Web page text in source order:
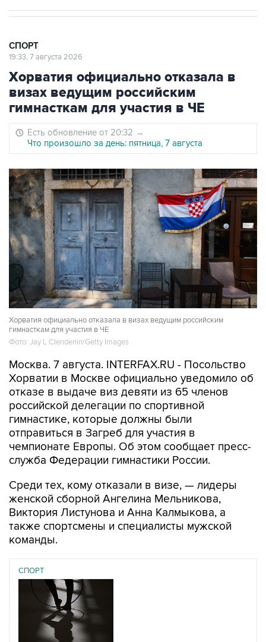
СПОРТ
19:33, 7 августа 2026
Хорватия официально отказала в
визах ведущим российским
гимнасткам для участия в ЧЕ
Есть обновление от 20:32 →
Что произошло за день: пятница, 7 августа
Хорватия официально отказала в визах ведущим российским
гимнасткам для участия в ЧЕ
Фото: Jay L Clendenin/Getty Images
Москва. 7 августа. INTERFAX.RU - Посольство
Хорватии в Москве официально уведомило об
отказе в выдаче виз девяти из 65 членов
российской делегации по спортивной
гимнастике, которые должны были
отправиться в Загреб для участия в
чемпионате Европы. Об этом сообщает пресс-
служба Федерации гимнастики России.
Среди тех, кому отказали в визе, — лидеры
женской сборной Ангелина Мельникова,
Виктория Листунова и Анна Калмыкова, а
также спортсмены и специалисты мужской
команды.
СПОРТ